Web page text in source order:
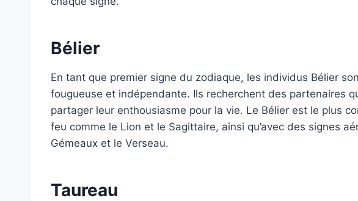
Bélier
En tant que premier signe du zodiaque, les individus Bélier
fougueuse et indépendante. Ils recherchent des partenaires
partager leur enthousiasme pour la vie. Le Bélier est le plus
feu comme le Lion et le Sagittaire, ainsi qu’avec des signes
Gémeaux et le Verseau.
Taureau